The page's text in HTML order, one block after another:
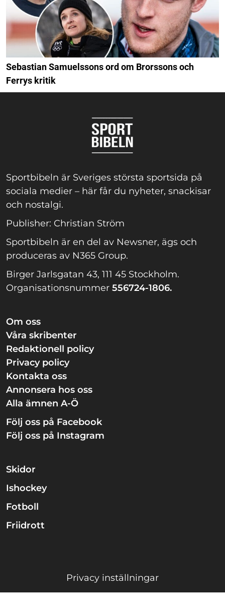
Sebastian Samuelssons ord om Brorssons och
Ferrys kritik
Sportbibeln är Sveriges största sportsida på
sociala medier – här får du nyheter, snackisar
och nostalgi.
Publisher: Christian Ström
Sportbibeln är en del av Newsner, ägs och
produceras av N365 Group.
Birger Jarlsgatan 43, 111 45 Stockholm.
Organisationsnummer 556724-1806.
Om oss
Våra skribenter
Redaktionell policy
Privacy policy
Kontakta oss
Annonsera hos oss
Alla ämnen A-Ö
Följ oss på Facebook
Följ oss på Instagram
Skidor
Ishockey
Fotboll
Friidrott
Privacy inställningar